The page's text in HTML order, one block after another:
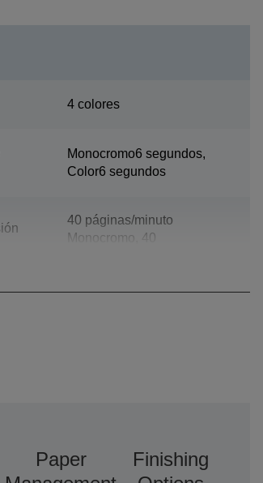
4 colores
Monocromo6 segundos,
Color6 segundos
40 páginas/minuto
Monocromo, 40
Paper
Finishing